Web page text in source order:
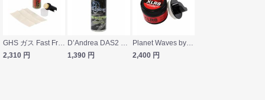
2,310 円
1,390 円
Planet Waves by D’Addario PW-XLR8-01 String Lubricant and Cleaner ストリングクリーナー
2,400 円